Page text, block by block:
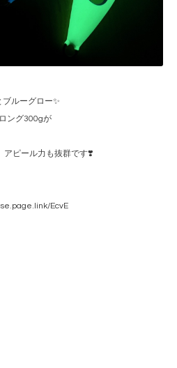
ルーグロー✨
ング300gが
アピール力も抜群です❣️
EcvE